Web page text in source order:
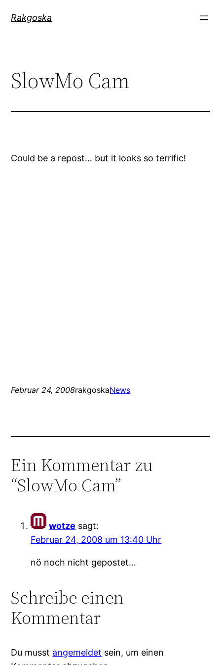
InhaltRakgoska
SlowMo Cam
Could be a repost… but it looks so terrific!
Februar 24, 2008rakgoskaNews
Ein Kommentar zu
“SlowMo Cam”
wotze sagt:
Februar 24, 2008 um 13:40 Uhr
nö noch nicht gepostet…
Schreibe einen
Kommentar
Du musst angemeldet sein, um einen